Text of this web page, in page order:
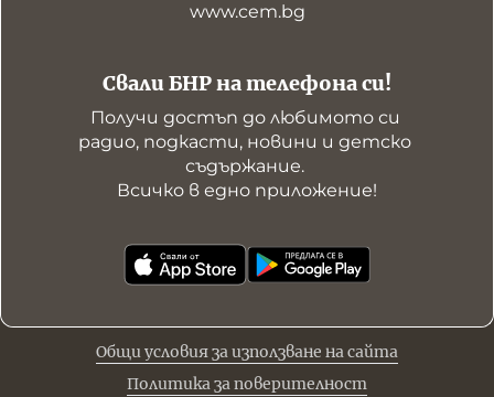
Свали БНР на телефона си!
Получи достъп до любимото си
радио, подкасти, новини и детско
съдържание.
Всичко в едно приложение!
www.cem.bg
Общи условия за използване на сайта
Политика за поверителност